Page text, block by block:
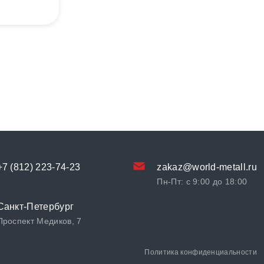
(812) 223-74-23 zakaz@world-metall.ru
Пн-Пт: с 9:00 до 18:00
Петербург
Медиков, 7
Политика конфиденциальности